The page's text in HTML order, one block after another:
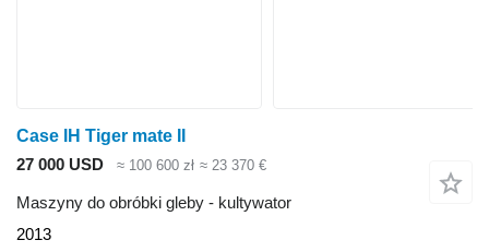
Case IH Tiger mate II
27 000 USD
≈ 100 600 zł ≈ 23 370 €
Maszyny do obróbki gleby - kultywator
2013